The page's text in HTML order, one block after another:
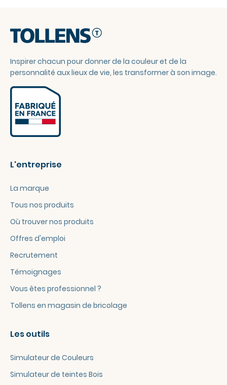
Inspirer chacun pour donner de la couleur et de la
personnalité aux lieux de vie, les transformer à son image.
L'entreprise
La marque
Tous nos produits
Où trouver nos produits
Offres d'emploi
Recrutement
Témoignages
Vous êtes professionnel ?
Tollens en magasin de bricolage
Les outils
Simulateur de Couleurs
Simulateur de teintes Bois